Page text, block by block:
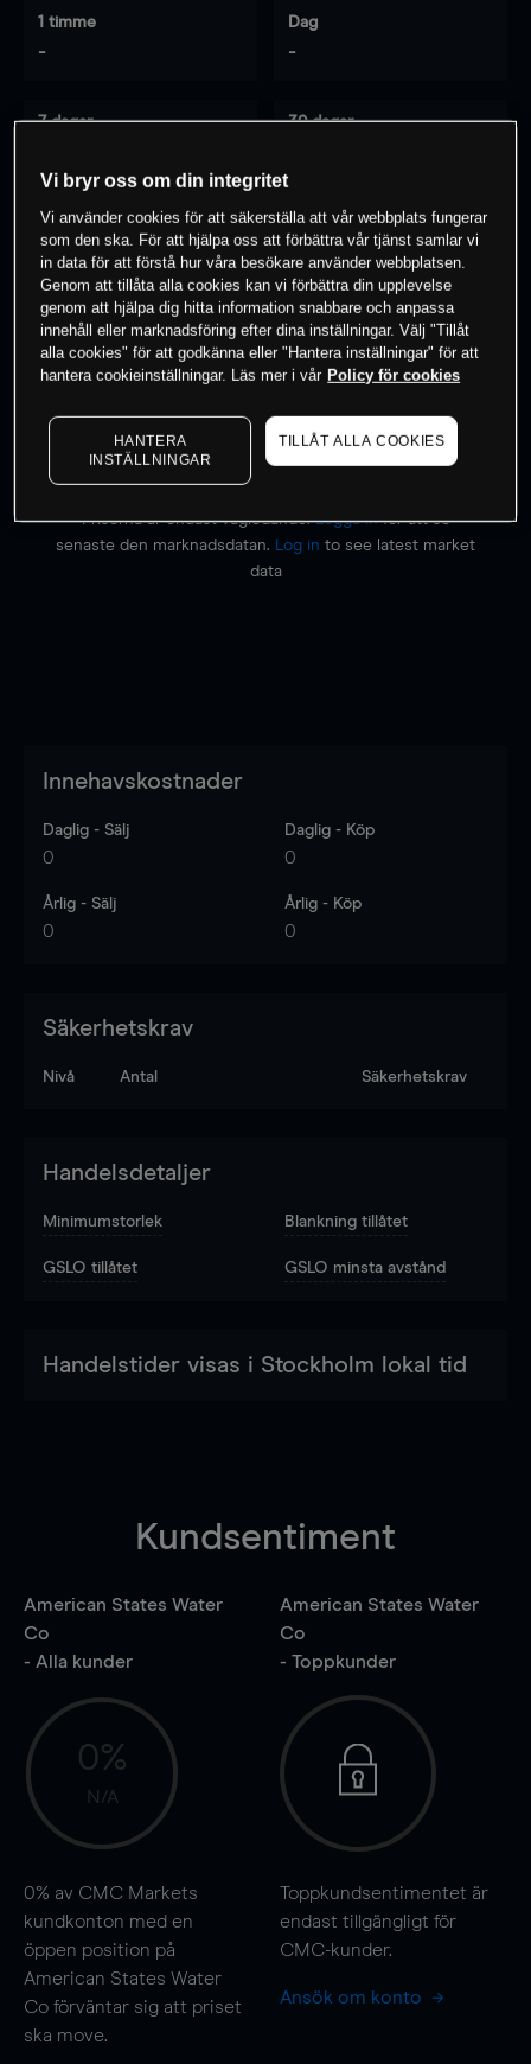
1 timme
-
Dag
-
7 dagar 30 dagar
0% av kunderna har en position i detta
instrument
Börja handla
Priserna är endast vägledande.Logga inför att se
senaste den marknadsdatan.
Log in to see latest market
data
Innehavskostnader
Daglig - Sälj
0
Daglig - Köp
0
Årlig - Sälj
0
Årlig - Köp
0
Säkerhetskrav
Nivå Antal Säkerhetskrav
Handelsdetaljer
Minimumstorlek Blankning tillåtet
GSLO tillåtet GSLO minsta avstånd
Handelstider visas i Stockholm lokal tid
Kundsentiment
American States Water
Co
- Alla kunder
0%
N/A
0% av CMC Markets
kundkonton med en
öppen position på
American States Water
Co förväntar sig att priset
ska move.
American States Water
Co
- Toppkunder
Toppkundsentimentet är
endast tillgängligt för
CMC-kunder.
Ansök om konto
Vi bryr oss om din integritet
Vi använder cookies för att säkerställa att vår webbplats fungerar
som den ska. För att hjälpa oss att förbättra vår tjänst samlar vi
in data för att förstå hur våra besökare använder webbplatsen.
Genom att tillåta alla cookies kan vi förbättra din upplevelse
genom att hjälpa dig hitta information snabbare och anpassa
innehåll eller marknadsföring efter dina inställningar. Välj "Tillåt
alla cookies" för att godkänna eller "Hantera inställningar" för att
hantera cookieinställningar. Läs mer i vår Policy för cookies
HANTERA
INSTÄLLNINGAR
TILLÅT ALLA COOKIES